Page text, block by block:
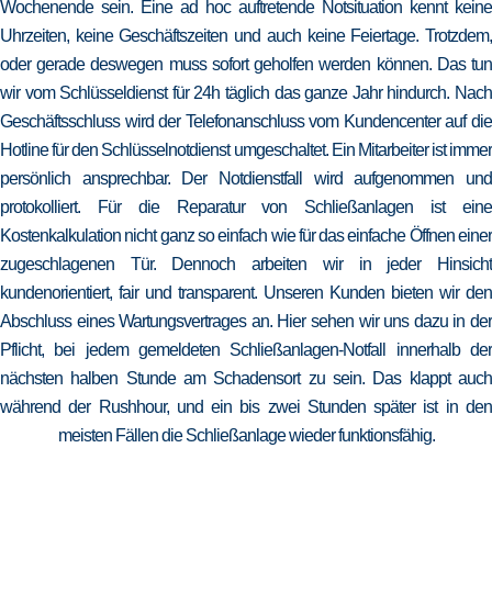
Wochenende sein. Eine ad hoc auftretende Notsituation kennt keine
Uhrzeiten, keine Geschäftszeiten und auch keine Feiertage. Trotzdem,
oder gerade deswegen muss sofort geholfen werden können. Das tun
wir vom Schlüsseldienst für 24h täglich das ganze Jahr hindurch. Nach
Geschäftsschluss wird der Telefonanschluss vom Kundencenter auf die
Hotline für den Schlüsselnotdienst umgeschaltet. Ein Mitarbeiter ist immer
persönlich ansprechbar. Der Notdienstfall wird aufgenommen und
protokolliert. Für die Reparatur von Schließanlagen ist eine
Kostenkalkulation nicht ganz so einfach wie für das einfache Öffnen einer
zugeschlagenen Tür. Dennoch arbeiten wir in jeder Hinsicht
kundenorientiert, fair und transparent. Unseren Kunden bieten wir den
Abschluss eines Wartungsvertrages an. Hier sehen wir uns dazu in der
Pflicht, bei jedem gemeldeten Schließanlagen-Notfall innerhalb der
nächsten halben Stunde am Schadensort zu sein. Das klappt auch
während der Rushhour, und ein bis zwei Stunden später ist in den
meisten Fällen die Schließanlage wieder funktionsfähig.